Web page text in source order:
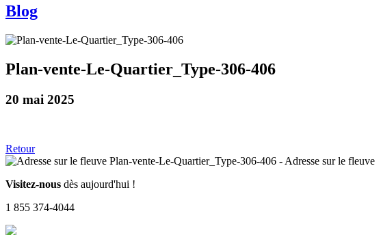
Blog
Plan-vente-Le-Quartier_Type-306-406
20 mai 2025
Retour
Visitez-nous dès aujourd'hui !
1 855 374-4044